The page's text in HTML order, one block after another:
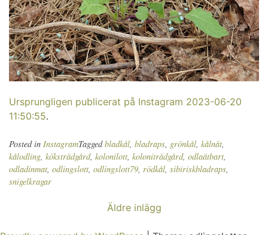
Ursprungligen publicerat på Instagram 2023-06-20
11:50:55.
Posted in InstagramTaggedbladkål, bladraps, grönkål, kålnät,
kålodling, köksträdgård, kolonilott, koloniträdgård, odlaätbart,
odladinmat, odlingslott, odlingslott79, rödkål, sibiriskbladraps,
snigelkragar
InläggsnavigeringÄldre inlägg